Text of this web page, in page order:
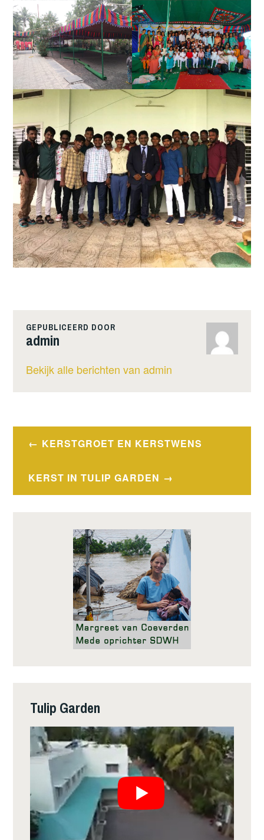
GEPUBLICEERD DOOR
admin
Bekijk alle berichten van admin
Bericht
KERSTGROET EN KERSTWENS
KERST IN TULIP GARDEN
Tulip Garden